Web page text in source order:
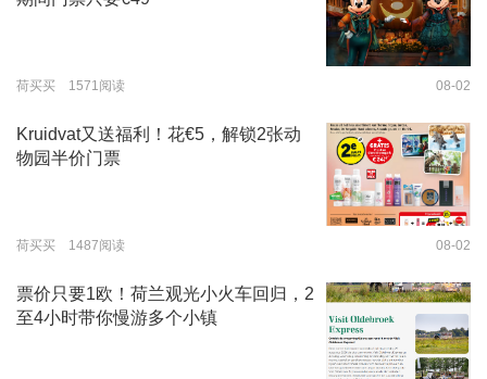
荷买买 1571阅读 08-02
Kruidvat又送福利！花€5，解锁2张动
物园半价门票
荷买买 1487阅读 08-02
票价只要1欧！荷兰观光小火车回归，2
至4小时带你慢游多个小镇